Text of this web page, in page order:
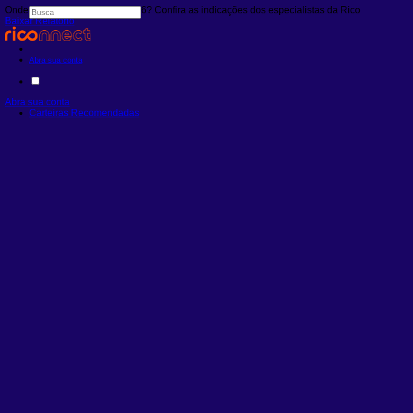
Onde investir em agosto de 2026? Confira as indicações dos especialistas da Rico
Baixar Relatório
Abra sua conta
Abra sua conta
Carteiras Recomendadas